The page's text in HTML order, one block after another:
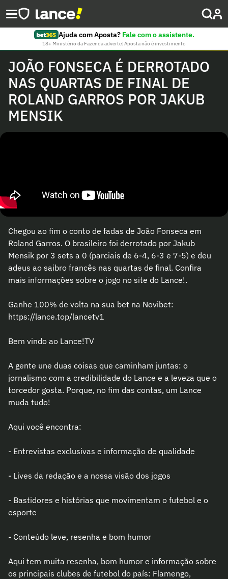
Ajuda com Aposta? Fale com o assistente.
18+ Ministério da Fazenda adverte: Aposta não é investimento
JOÃO FONSECA É DERROTADO
NAS QUARTAS DE FINAL DE
ROLAND GARROS POR JAKUB
MENSIK
Chegou ao fim o conto de fadas de João Fonseca em
Roland Garros. O brasileiro foi derrotado por Jakub
Mensik por 3 sets a 0 (parciais de 6-4, 6-3 e 7-5) e deu
adeus ao saibro francês nas quartas de final. Confira
mais informações sobre o jogo no site do Lance!.
Ganhe 100% de volta na sua bet na Novibet:
https://lance.top/lancetv1
Bem vindo ao Lance!TV
A gente une duas coisas que caminham juntas: o
jornalismo com a credibilidade do Lance e a leveza que o
torcedor gosta. Porque, no fim das contas, um Lance
muda tudo!
Aqui você encontra:
- Entrevistas exclusivas e informação de qualidade
- Lives da redação e a nossa visão dos jogos
- Bastidores e histórias que movimentam o futebol e o
esporte
- Conteúdo leve, resenha e bom humor
Aqui tem muita resenha, bom humor e informação sobre
os principais clubes de futebol do país: Flamengo,